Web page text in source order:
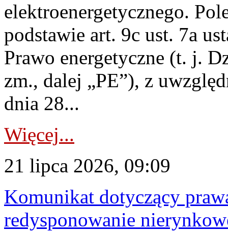
elektroenergetycznego.
podstawie art. 9c ust. 7a
Prawo energetyczne (t. j.
zm., dalej „PE”), z
dnia 28...
Więcej...
21 lipca 2026, 09:09
Komunikat dotyczący
redysponowanie